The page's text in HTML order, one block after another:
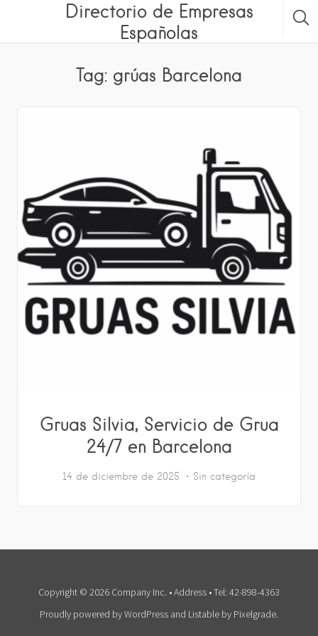
Directorio de Empresas
Españolas
Tag: grúas Barcelona
Gruas Silvia, Servicio de Grua
24/7 en Barcelona
14 de diciembre de 2025 Sin categoría
Copyright © 2026 Company Inc. • Address • Tel: 42-898-4363
Proudly powered by WordPress and Listable by Pixelgrade.